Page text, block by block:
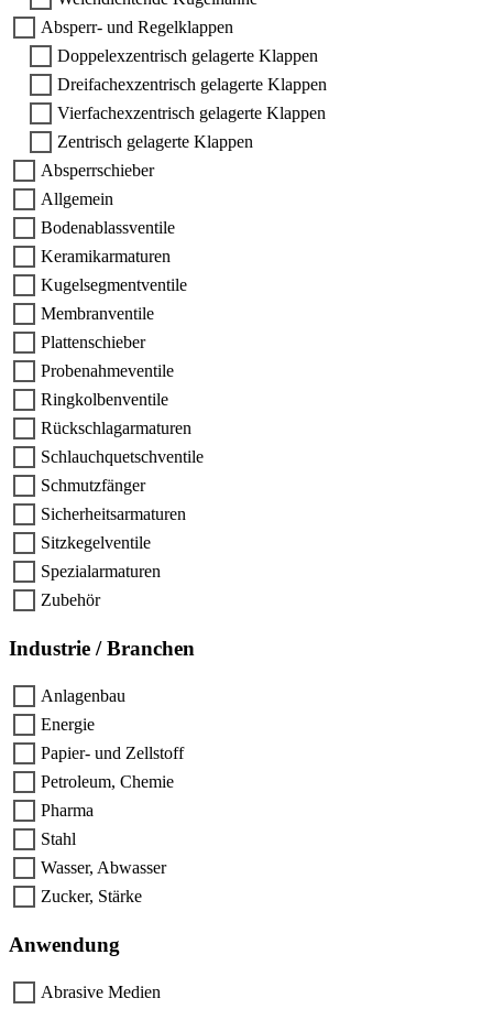
Absperr- und Regelklappen
Doppelexzentrisch gelagerte Klappen
Dreifachexzentrisch gelagerte Klappen
Vierfachexzentrisch gelagerte Klappen
Zentrisch gelagerte Klappen
Absperrschieber
Allgemein
Bodenablassventile
Keramikarmaturen
Kugelsegmentventile
Membranventile
Plattenschieber
Probenahmeventile
Ringkolbenventile
Rückschlagarmaturen
Schlauchquetschventile
Schmutzfänger
Sicherheitsarmaturen
Sitzkegelventile
Spezialarmaturen
Zubehör
Industrie / Branchen
Anlagenbau
Energie
Papier- und Zellstoff
Petroleum, Chemie
Pharma
Stahl
Wasser, Abwasser
Zucker, Stärke
Anwendung
Abrasive Medien